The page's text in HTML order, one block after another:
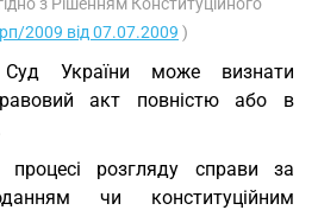
2009 від 07.07.2009 )
Суд України може визнати
акт повністю або в
розгляду справи за
чи конституційним